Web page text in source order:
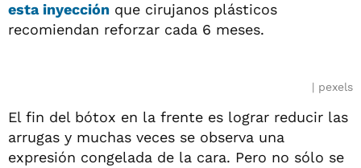
esta inyección que cirujanos plásticos
recomiendan reforzar cada 6 meses.
pexels
El fin del bótox en la frente es lograr reducir las
arrugas y muchas veces se observa una
expresión congelada de la cara. Pero no sólo se